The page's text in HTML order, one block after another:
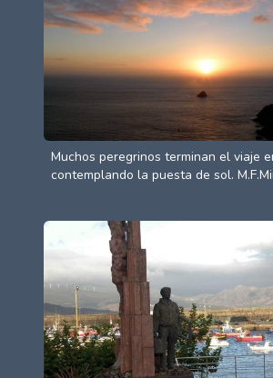
Muchos peregrinos terminan el viaje
contemplando la puesta de sol.